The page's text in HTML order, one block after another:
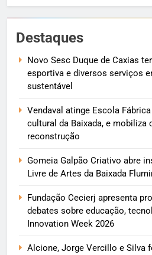
Destaques
Novo Sesc Duque de Caxias
esportiva e diversos serviços
sustentável
Vendaval atinge Escola
cultural da Baixada, e mobiliza
reconstrução
Gomeia Galpão Criativo abre
Livre de Artes da Baixada
Fundação Cecierj apresenta
debates sobre educação,
Innovation Week 2026
Alcione, Jorge Vercillo e Silva